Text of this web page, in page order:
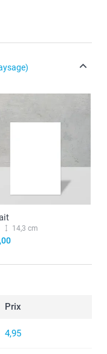
14,3 cm
Prix
4,95